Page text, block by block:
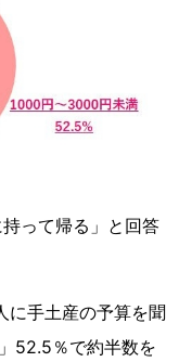
って帰る」と回答
に手土産の予算を聞
52.5％で約半数を